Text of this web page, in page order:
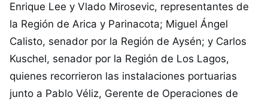
Enrique Lee y Vlado Mirosevic, representantes de
la Región de Arica y Parinacota; Miguel Ángel
Calisto, senador por la Región de Aysén; y Carlos
Kuschel, senador por la Región de Los Lagos,
quienes recorrieron las instalaciones portuarias
junto a Pablo Véliz, Gerente de Operaciones de